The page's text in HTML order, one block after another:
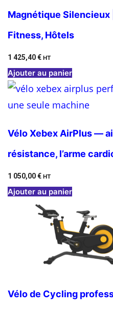
Magnétique Silencieux
Fitness, Hôtels
1 425,40€ HT
Ajouter au panier
Vélo Xebex AirPlus —
résistance, l’arme
1 050,00€ HT
Ajouter au panier
Vélo de Cycling